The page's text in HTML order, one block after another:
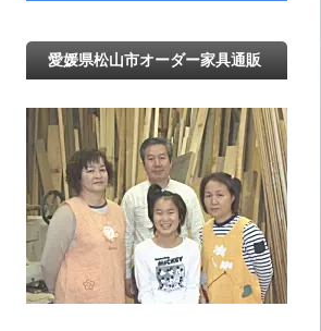
愛媛県松山市オーダー家具通販